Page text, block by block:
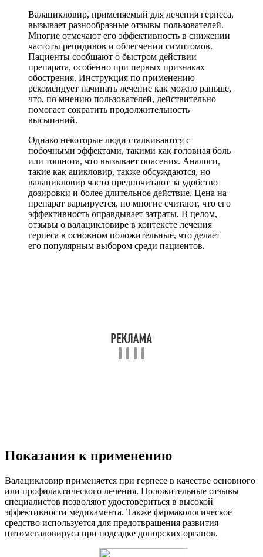
Валацикловир, применяемый для лечения герпеса,
вызывает разнообразные отзывы пользователей.
Многие отмечают его эффективность в снижении
частоты рецидивов и облегчении симптомов.
Пациенты сообщают о быстром действии
препарата, особенно при первых признаках
обострения. Инструкция по применению
рекомендует начинать лечение как можно раньше,
что, по мнению пользователей, действительно
помогает сократить продолжительность
высыпаний.
Однако некоторые люди сталкиваются с
побочными эффектами, такими как головная боль
или тошнота, что вызывает опасения. Аналоги,
такие как ацикловир, также обсуждаются, но
валацикловир часто предпочитают за удобство
дозировки и более длительное действие. Цена на
препарат варьируется, но многие считают, что его
эффективность оправдывает затраты. В целом,
отзывы о валацикловире в контексте лечения
герпеса в основном положительные, что делает
его популярным выбором среди пациентов.
Показания к применению
Валацикловир применяется при герпесе в качестве основного
или профилактического лечения. Положительные отзывы
специалистов позволяют удостовериться в высокой
эффективности медикамента. Также фармакологическое
средство используется для предотвращения развития
цитомегаловируса при подсадке донорских органов.